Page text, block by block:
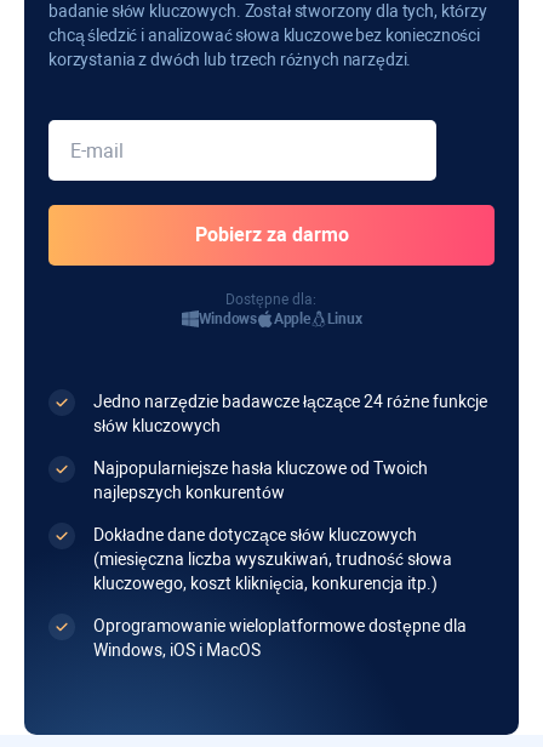
badanie słów kluczowych. Został stworzony dla tych, którzy
chcą śledzić i analizować słowa kluczowe bez konieczności
korzystania z dwóch lub trzech różnych narzędzi.
Dostępne dla:
Windows
Apple Linux
Jedno narzędzie badawcze łączące 24 różne funkcje
słów kluczowych
Najpopularniejsze hasła kluczowe od Twoich
najlepszych konkurentów
Dokładne dane dotyczące słów kluczowych
(miesięczna liczba wyszukiwań, trudność słowa
kluczowego, koszt kliknięcia, konkurencja itp.)
Oprogramowanie wieloplatformowe dostępne dla
Windows, iOS i MacOS